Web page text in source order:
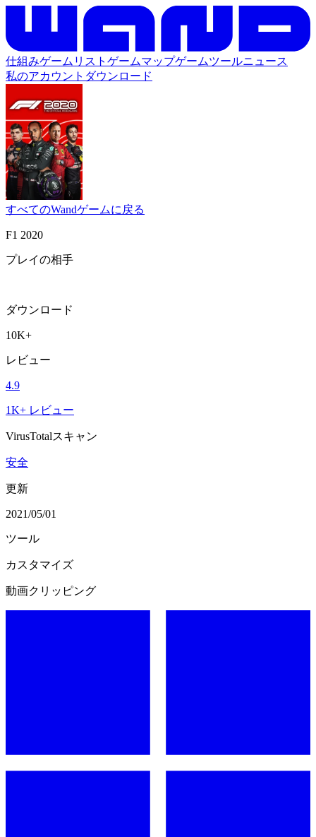
仕組みゲームリスト ゲームマップゲームツールニュース
私のアカウント ダウンロード
すべてのWandゲームに戻る
F1 2020
プレイの相手
ダウンロード
10K+
レビュー
4.9
1K+ レビュー
VirusTotalスキャン
安全
更新
2021/05/01
ツール
カスタマイズ
動画クリッピング